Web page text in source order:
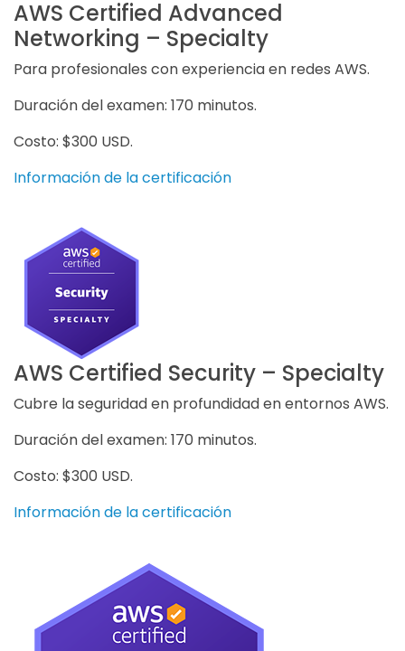
AWS Certified Advanced
Networking – Specialty
Para profesionales con experiencia en redes AWS.
Duración del examen: 170 minutos.
Costo: $300 USD.
Información de la certificación
AWS Certified Security – Specialty
Cubre la seguridad en profundidad en entornos AWS.
Duración del examen: 170 minutos.
Costo: $300 USD.
Información de la certificación